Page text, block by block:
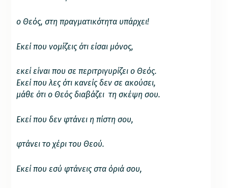
ο Θεός, στη πραγματικότητα υπάρχει!
Εκεί που νομίζεις ότι είσαι μόνος,
εκεί είναι που σε περιτριγυρίζει ο Θεός.
Εκεί που λες ότι κανείς δεν σε ακούσει,
μάθε ότι ο Θεός διαβάζει τη σκέψη σου.
Εκεί που δεν φτάνει η πίστη σου,
φτάνει το χέρι του Θεού.
Εκεί που εσύ φτάνεις στα όριά σου,